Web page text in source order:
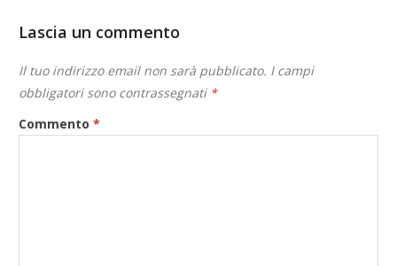
Lascia un commento
Il tuo indirizzo email non sarà pubblicato. I campi
obbligatori sono contrassegnati *
Commento*